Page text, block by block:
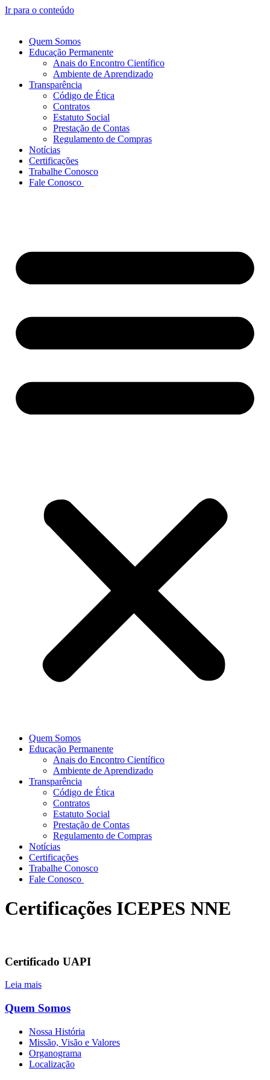
Ir para o conteúdo
Quem Somos
Educação Permanente
Anais do Encontro Científico
Ambiente de Aprendizado
Transparência
Código de Ética
Contratos
Estatuto Social
Prestação de Contas
Regulamento de Compras
Notícias
Certificações
Trabalhe Conosco
Fale Conosco
Quem Somos
Educação Permanente
Anais do Encontro Científico
Ambiente de Aprendizado
Transparência
Código de Ética
Contratos
Estatuto Social
Prestação de Contas
Regulamento de Compras
Notícias
Certificações
Trabalhe Conosco
Fale Conosco
Certificações ICEPES NNE
Certificado UAPI
Leia mais
Quem Somos
Nossa História
Missão, Visão e Valores
Organograma
Localização